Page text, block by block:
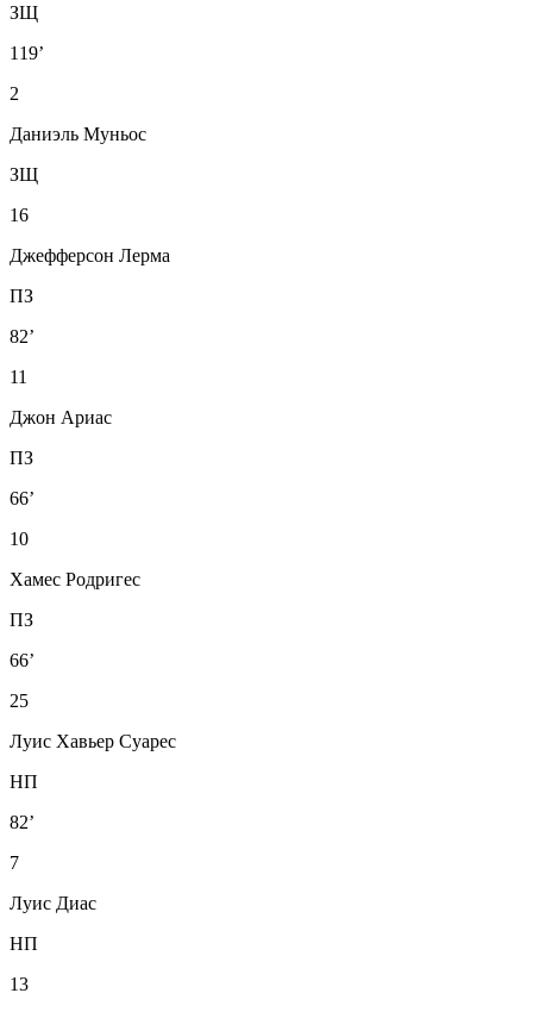
ЗЩ
119’
2
Даниэль Муньос
ЗЩ
16
Джефферсон Лерма
ПЗ
82’
11
Джон Ариас
ПЗ
66’
10
Хамес Родригес
ПЗ
66’
25
Луис Хавьер Суарес
НП
82’
7
Луис Диас
НП
13